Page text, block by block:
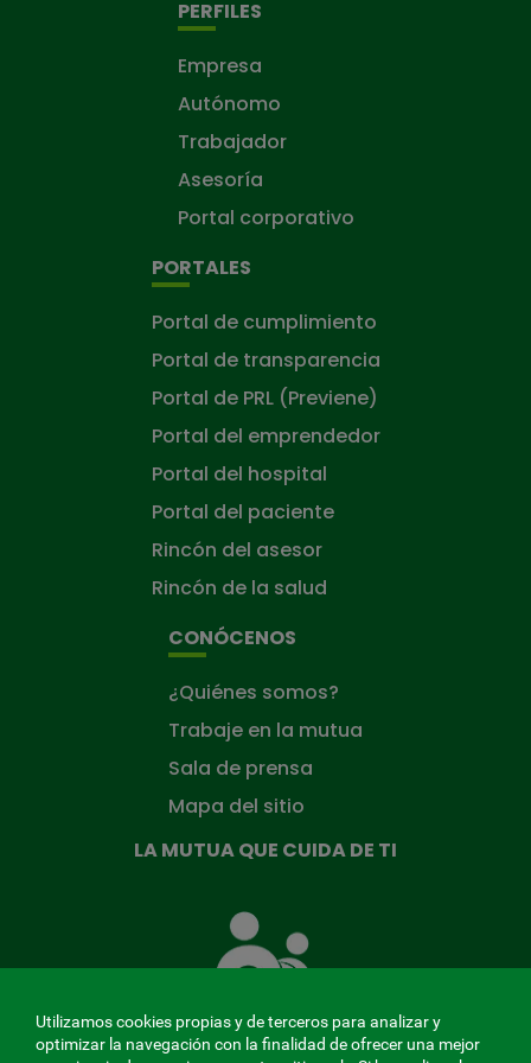
PERFILES
Empresa
Autónomo
Trabajador
Asesoría
Portal corporativo
PORTALES
Portal de cumplimiento
Portal de transparencia
Portal de PRL (Previene)
Portal del emprendedor
Portal del hospital
Portal del paciente
Rincón del asesor
Rincón de la salud
CONÓCENOS
¿Quiénes somos?
Trabaje en la mutua
Sala de prensa
Mapa del sitio
LA MUTUA QUE CUIDA DE TI
Mutua
que
ti
Utilizamos cookies propias y de terceros para analizar y
optimizar la navegación con la finalidad de ofrecer una mejor